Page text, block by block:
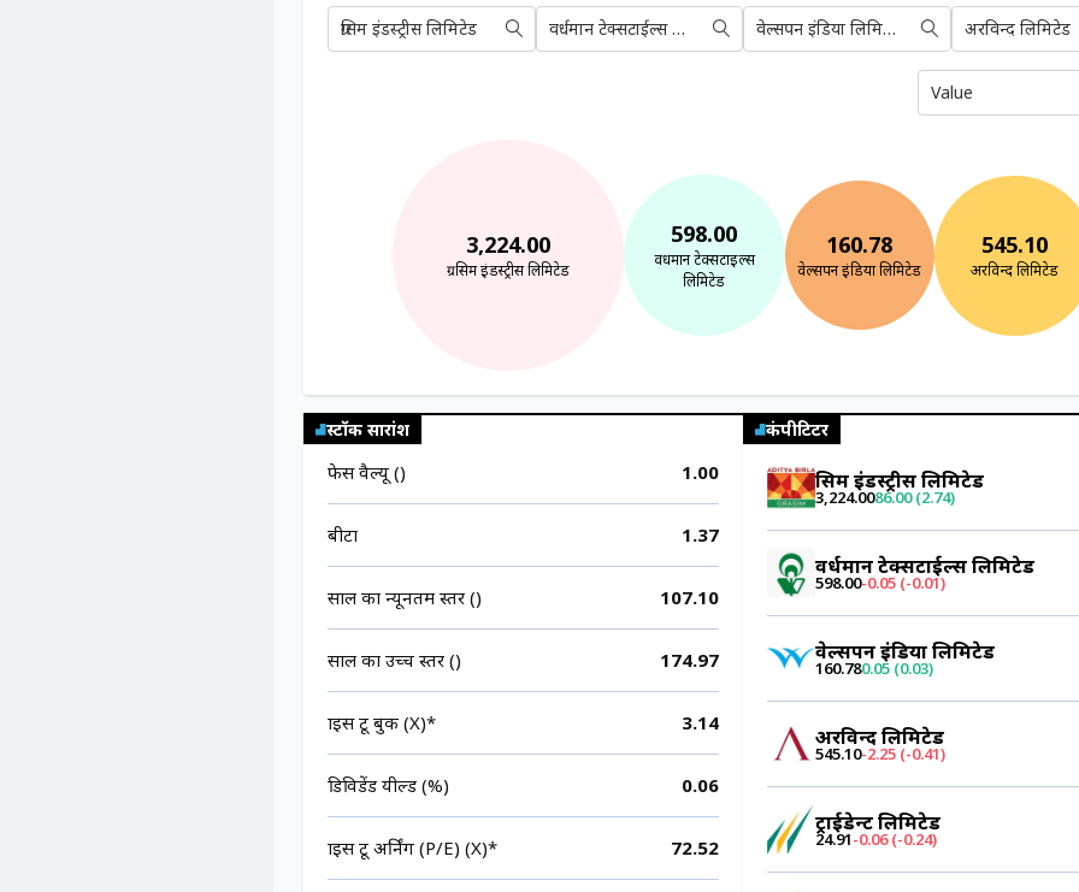
ग्रसिम इंडस्ट्रीस लिमिटेड वर्धमान टेक्सटाईल्स लिमिटेड वेल्सपन इंडिया लिमिटेड अरविन्द लिमिटेड
Value
3,224.00
ग्रसिम इंडस्ट्रीस लिमिटेड
598.00
वर्धमान टेक्सटाईल्स
लिमिटेड
160.78
वेल्सपन इंडिया लिमिटेड
545.10
अरविन्द लिमिटेड
स्टॉक सारांश
फेस वैल्यू (₹) 1.00
बीटा 1.37
साल का न्यूनतम स्तर (₹) 107.10
साल का उच्च स्तर (₹) 174.97
प्राइस टू बुक (X)* 3.14
डिविडेंड यील्ड (%) 0.06
प्राइस टू अर्निंग (P/E) (X)* 72.52
कंपीटिटर
ग्रसिम इंडस्ट्रीस लिमिटेड
3,224.0086.00 (2.74)
वर्धमान टेक्सटाईल्स लिमिटेड
598.00-0.05 (-0.01)
वेल्सपन इंडिया लिमिटेड
160.780.05 (0.03)
अरविन्द लिमिटेड
545.10-2.25 (-0.41)
ट्राईडेन्ट लिमिटेड
24.91-0.06 (-0.24)